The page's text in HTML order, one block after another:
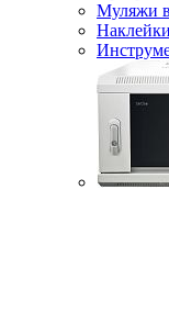
Муляжи
Наклейки